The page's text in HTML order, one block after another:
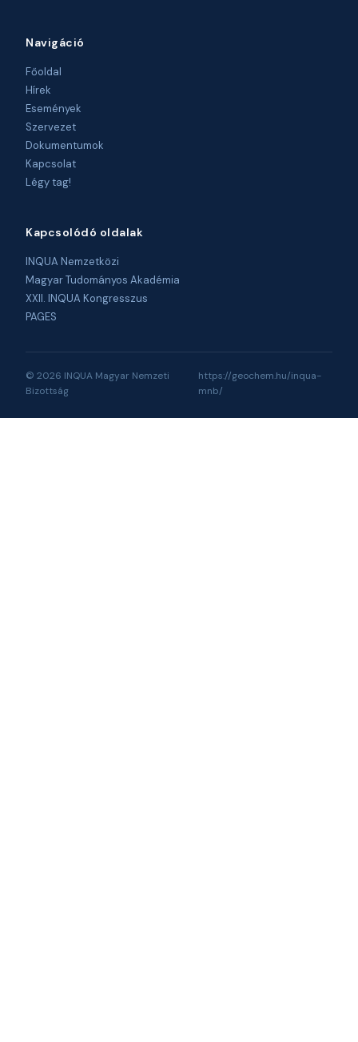
Navigáció
Főoldal
Hírek
Események
Szervezet
Dokumentumok
Kapcsolat
Légy tag!
Kapcsolódó oldalak
INQUA Nemzetközi
Magyar Tudományos Akadémia
XXII. INQUA Kongresszus
PAGES
© 2026 INQUA Magyar Nemzeti
Bizottság
https://geochem.hu/inqua-
mnb/